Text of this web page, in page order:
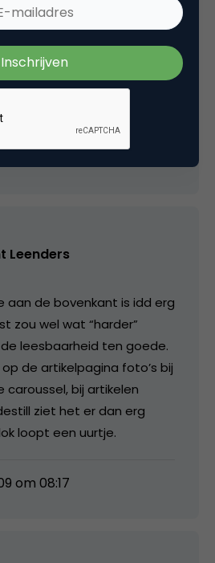
menu, boven, rechts etc.),
voor te gebruiken wordt
kiezen waar ik nou moet
is trouwens wel een hele
de combinatie met paars.
Leenders
aan de bovenkant is idd erg
zou wel wat “harder”
leesbaarheid ten goede.
de artikelpagina foto’s bij
caroussel, bij artikelen
ziet het er dan erg
loopt een uurtje.
om 08:17